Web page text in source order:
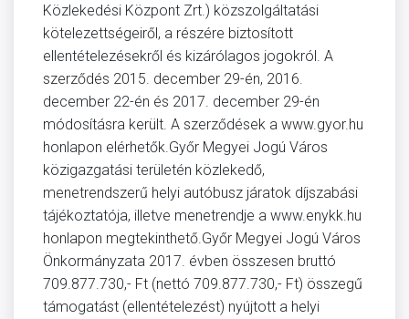
Közlekedési Központ Zrt.) közszolgáltatási
kötelezettségeiről, a részére biztosított
ellentételezésekről és kizárólagos jogokról. A
szerződés 2015. december 29-én, 2016.
december 22-én és 2017. december 29-én
módosításra került. A szerződések a www.gyor.hu
honlapon elérhetők.Győr Megyei Jogú Város
közigazgatási területén közlekedő,
menetrendszerű helyi autóbusz járatok díjszabási
tájékoztatója, illetve menetrendje a www.enykk.hu
honlapon megtekinthető.Győr Megyei Jogú Város
Önkormányzata 2017. évben összesen bruttó
709.877.730,- Ft (nettó 709.877.730,- Ft) összegű
támogatást (ellentételezést) nyújtott a helyi